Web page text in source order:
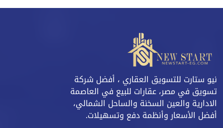
نيو ستارت للتسويق العقاري ، أفضل شركة
تسويق في مصر، عقارات للبيع في العاصمة
الادارية والعين السخنة والساحل الشمالي،
أفضل الأسعار وأنظمة دفع وتسهيلات.